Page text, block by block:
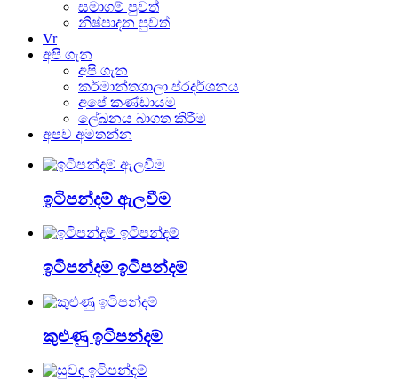
සමාගම් පුවත්
නිෂ්පාදන පුවත්
Vr
අපි ගැන
අපි ගැන
කර්මාන්තශාලා ප්රදර්ශනය
අපේ කණ්ඩායම
ලේඛනය බාගත කිරීම
අපව අමතන්න
ඉටිපන්දම් ඇලවීම
ඉටිපන්දම් ඉටිපන්දම්
කුළුණු ඉටිපන්දම්